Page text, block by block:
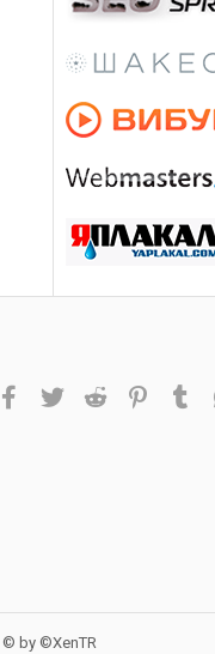
Facebook
TwitterReddit
© by ©XenTR